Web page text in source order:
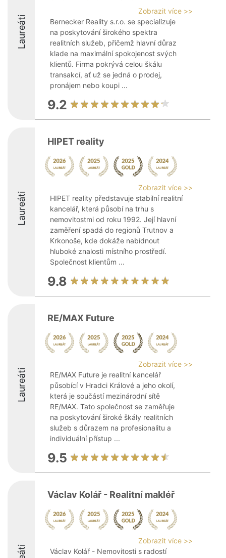
Laureáti
Zobrazit více >>
Bernecker Reality s.r.o. se specializuje
na poskytování širokého spektra
realitních služeb, přičemž hlavní důraz
klade na maximální spokojenost svých
klientů. Firma pokrývá celou škálu
transakcí, ať už se jedná o prodej,
pronájem nebo koupi ...
9.2
Laureáti
HIPET reality
Zobrazit více >>
HIPET reality představuje stabilní realitní
kancelář, která působí na trhu s
nemovitostmi od roku 1992. Její hlavní
zaměření spadá do regionů Trutnov a
Krkonoše, kde dokáže nabídnout
hluboké znalosti místního prostředí.
Společnost klientům ...
9.8
Laureáti
RE/MAX Future
Zobrazit více >>
RE/MAX Future je realitní kancelář
působící v Hradci Králové a jeho okolí,
která je součástí mezinárodní sítě
RE/MAX. Tato společnost se zaměřuje
na poskytování široké škály realitních
služeb s důrazem na profesionalitu a
individuální přístup ...
9.5
Václav Kolář - Realitní makléř
Zobrazit více >>
Václav Kolář - Nemovitosti s radostí